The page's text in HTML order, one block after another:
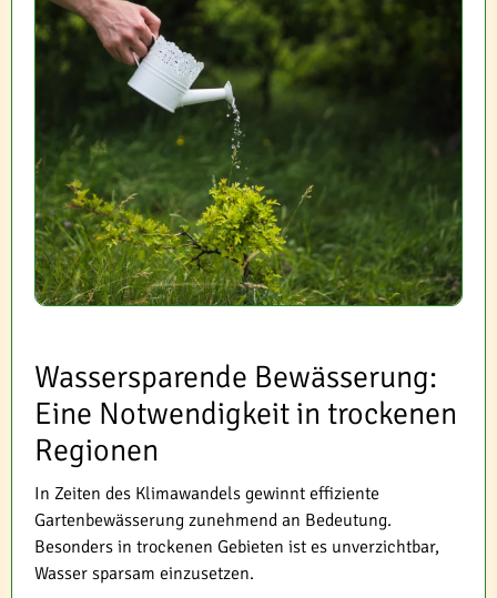
Wassersparende Bewässerung:
Eine Notwendigkeit in trockenen
Regionen
In Zeiten des Klimawandels gewinnt effiziente
Gartenbewässerung zunehmend an Bedeutung.
Besonders in trockenen Gebieten ist es unverzichtbar,
Wasser sparsam einzusetzen.